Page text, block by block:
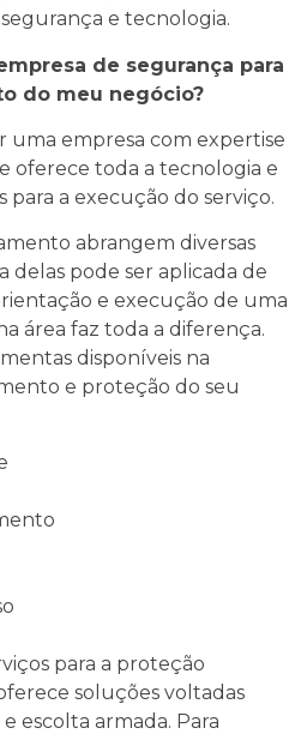
e tecnologia.
de segurança para
do meu negócio?
uma empresa com expertise
oferece toda a tecnologia e
para a execução do serviço.
abrangem diversas
delas pode ser aplicada de
e execução de uma
área faz toda a diferença.
disponíveis na
e proteção do seu
para a proteção
soluções voltadas
escolta armada. Para